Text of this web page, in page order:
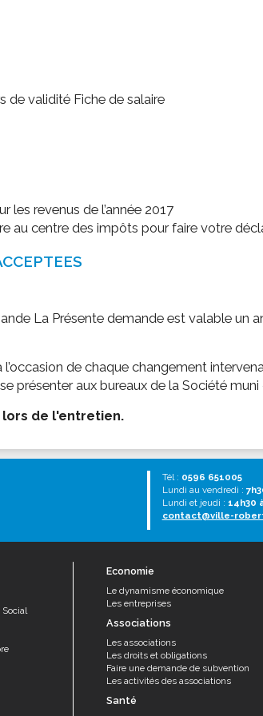
d'Action Social
et solidaire "Rayon de Soleil"
de l'ACISE
de validité Fiche de salaire
revenus de l’année 2017
au centre des impôts pour faire votre
La Présente demande est valable un
de chaque changement
présenter aux bureaux de la Société
lors de l'entretien.
Tél : 0596 651005
Lundi au vendredi :
Lundi et jeudi : 14h30
contact@ville-
Economie
Le dynamisme économique
Les entreprises
Associations
Les associations
Les droits et obligations
Faire une demande de subvention
Les activités des associations
Santé